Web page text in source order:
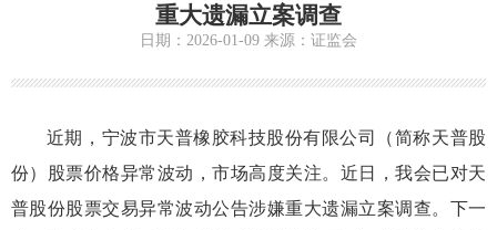
重大遗漏立案调查
日期：2026-01-09 来源：证监会
近期，宁波市天普橡胶科技股份有限公司
（简称天普股
份） 股票价格异常波动，市场高度关注。近日，我会已对天
普股份股票交易异常波动公告涉嫌重大遗漏立案调查。下一